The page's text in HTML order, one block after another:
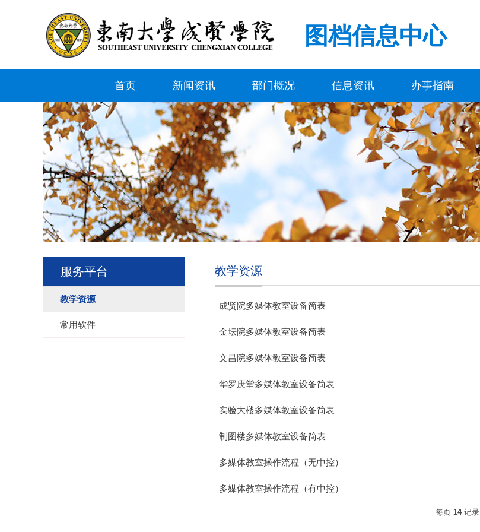
图档信息中心
首页 新闻资讯 部门概况 信息资讯 办事指南
服务平台
教学资源
常用软件
教学资源
成贤院多媒体教室设备简表
金坛院多媒体教室设备简表
文昌院多媒体教室设备简表
华罗庚堂多媒体教室设备简表
实验大楼多媒体教室设备简表
制图楼多媒体教室设备简表
多媒体教室操作流程（无中控）
多媒体教室操作流程（有中控）
每页 14记录